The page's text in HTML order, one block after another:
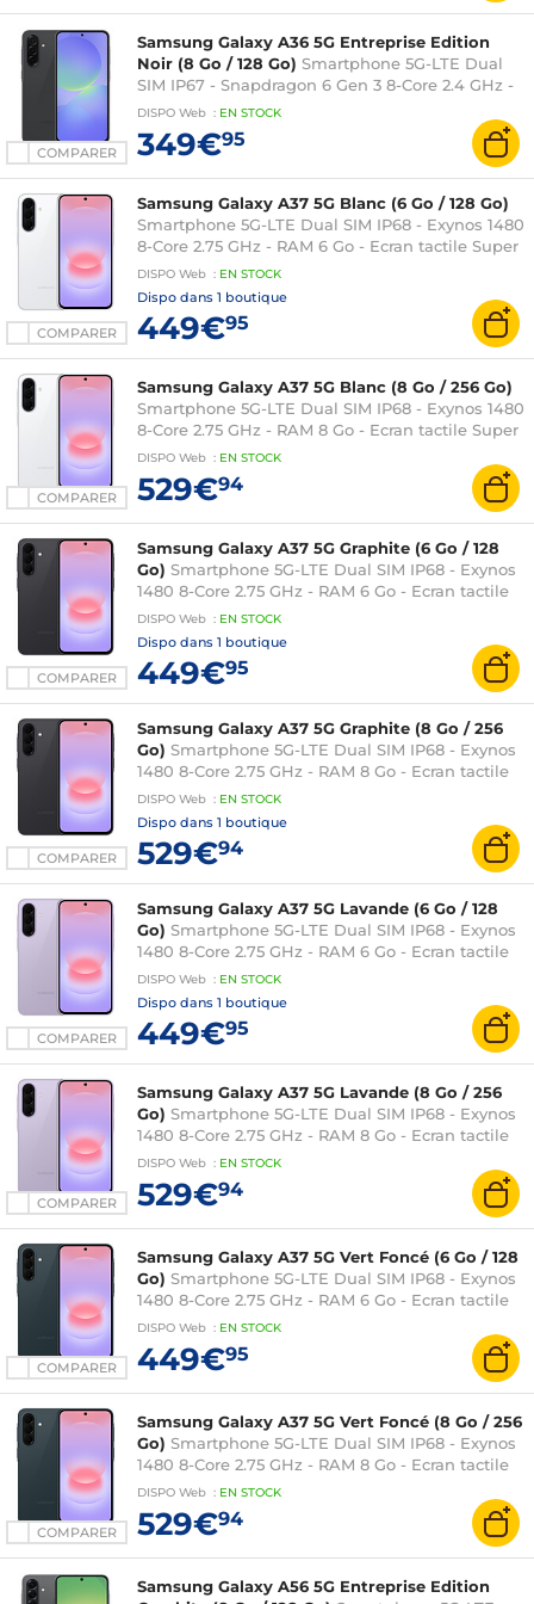
COMPARER
Samsung Galaxy A36 5G Entreprise Edition
Noir (8 Go / 128 Go) Smartphone 5G-LTE Dual
SIM IP67 - Snapdragon 6 Gen 3 8-Core 2.4 GHz -
RAM 8 Go - Ecran tactile Super AMOLED 120 Hz
6.7" 1080 x 2340 - 128 Go - NFC/Bluetooth 5.3 -
5000 mAh - Android 15
DISPO Web : EN STOCK
349€95
COMPARER
Samsung Galaxy A37 5G Blanc (6 Go / 128 Go)
Smartphone 5G-LTE Dual SIM IP68 - Exynos 1480
8-Core 2.75 GHz - RAM 6 Go - Ecran tactile Super
AMOLED 120 Hz 6.7" 1080 x 2340 - 128 Go -
NFC/Bluetooth 5.3 - 5000 mAh - Android 16
DISPO Web : EN STOCK
Dispo dans 1 boutique
449€95
COMPARER
Samsung Galaxy A37 5G Blanc (8 Go / 256 Go)
Smartphone 5G-LTE Dual SIM IP68 - Exynos 1480
8-Core 2.75 GHz - RAM 8 Go - Ecran tactile Super
AMOLED 120 Hz 6.7" 1080 x 2340 - 256 Go -
NFC/Bluetooth 5.3 - 5000 mAh - Android 16
DISPO Web : EN STOCK
529€94
COMPARER
Samsung Galaxy A37 5G Graphite (6 Go / 128
Go) Smartphone 5G-LTE Dual SIM IP68 - Exynos
1480 8-Core 2.75 GHz - RAM 6 Go - Ecran tactile
Super AMOLED 120 Hz 6.7" 1080 x 2340 - 128 Go -
NFC/Bluetooth 5.3 - 5000 mAh - Android 16
DISPO Web : EN STOCK
Dispo dans 1 boutique
449€95
COMPARER
Samsung Galaxy A37 5G Graphite (8 Go / 256
Go) Smartphone 5G-LTE Dual SIM IP68 - Exynos
1480 8-Core 2.75 GHz - RAM 8 Go - Ecran tactile
Super AMOLED 120 Hz 6.7" 1080 x 2340 - 256 Go -
NFC/Bluetooth 5.3 - 5000 mAh - Android 16
DISPO Web : EN STOCK
Dispo dans 1 boutique
529€94
COMPARER
Samsung Galaxy A37 5G Lavande (6 Go / 128
Go) Smartphone 5G-LTE Dual SIM IP68 - Exynos
1480 8-Core 2.75 GHz - RAM 6 Go - Ecran tactile
Super AMOLED 120 Hz 6.7" 1080 x 2340 - 128 Go -
NFC/Bluetooth 5.3 - 5000 mAh - Android 16
DISPO Web : EN STOCK
Dispo dans 1 boutique
449€95
COMPARER
Samsung Galaxy A37 5G Lavande (8 Go / 256
Go) Smartphone 5G-LTE Dual SIM IP68 - Exynos
1480 8-Core 2.75 GHz - RAM 8 Go - Ecran tactile
Super AMOLED 120 Hz 6.7" 1080 x 2340 - 256 Go -
NFC/Bluetooth 5.3 - 5000 mAh - Android 16
DISPO Web : EN STOCK
529€94
COMPARER
Samsung Galaxy A37 5G Vert Foncé (6 Go / 128
Go) Smartphone 5G-LTE Dual SIM IP68 - Exynos
1480 8-Core 2.75 GHz - RAM 6 Go - Ecran tactile
Super AMOLED 120 Hz 6.7" 1080 x 2340 - 128 Go -
NFC/Bluetooth 5.3 - 5000 mAh - Android 16
DISPO Web : EN STOCK
449€95
COMPARER
Samsung Galaxy A37 5G Vert Foncé (8 Go / 256
Go) Smartphone 5G-LTE Dual SIM IP68 - Exynos
1480 8-Core 2.75 GHz - RAM 8 Go - Ecran tactile
Super AMOLED 120 Hz 6.7" 1080 x 2340 - 256 Go -
NFC/Bluetooth 5.3 - 5000 mAh - Android 16
DISPO Web : EN STOCK
529€94
Samsung Galaxy A56 5G Entreprise Edition